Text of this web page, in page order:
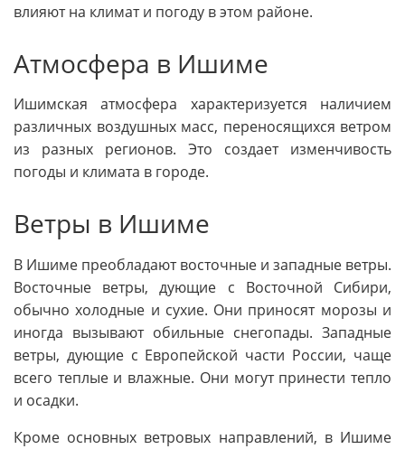
влияют на климат и погоду в этом районе.
Атмосфера в Ишиме
Ишимская атмосфера характеризуется наличием
различных воздушных масс, переносящихся ветром
из разных регионов. Это создает изменчивость
погоды и климата в городе.
Ветры в Ишиме
В Ишиме преобладают восточные и западные ветры.
Восточные ветры, дующие с Восточной Сибири,
обычно холодные и сухие. Они приносят морозы и
иногда вызывают обильные снегопады. Западные
ветры, дующие с Европейской части России, чаще
всего теплые и влажные. Они могут принести тепло
и осадки.
Кроме основных ветровых направлений, в Ишиме